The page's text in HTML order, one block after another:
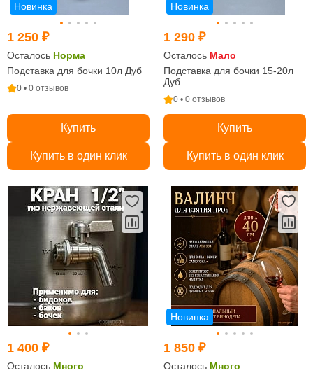
Новинка
1 250 ₽
Осталось Норма
Подставка для бочки 10л Дуб
0 • 0 отзывов
Купить
Купить в один клик
Новинка
1 290 ₽
Осталось Мало
Подставка для бочки 15-20л
Дуб
0 • 0 отзывов
Купить
Купить в один клик
1 400 ₽
Осталось Много
Новинка
1 850 ₽
Осталось Много